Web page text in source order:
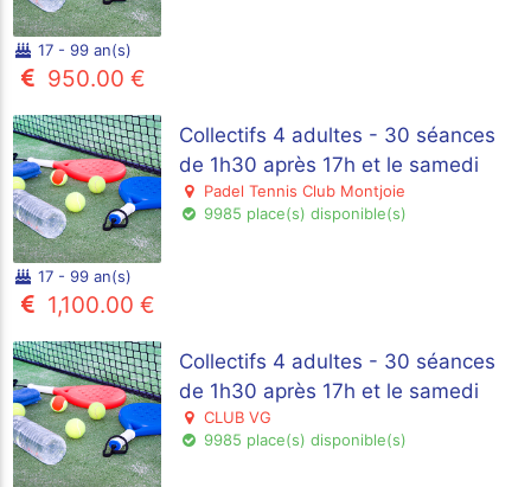
17 - 99 an(s)
950.00 €
Collectifs 4 adultes - 30 séances
de 1h30 après 17h et le samedi
Padel Tennis Club Montjoie
9985 place(s) disponible(s)
17 - 99 an(s)
1,100.00 €
Collectifs 4 adultes - 30 séances
de 1h30 après 17h et le samedi
CLUB VG
9985 place(s) disponible(s)